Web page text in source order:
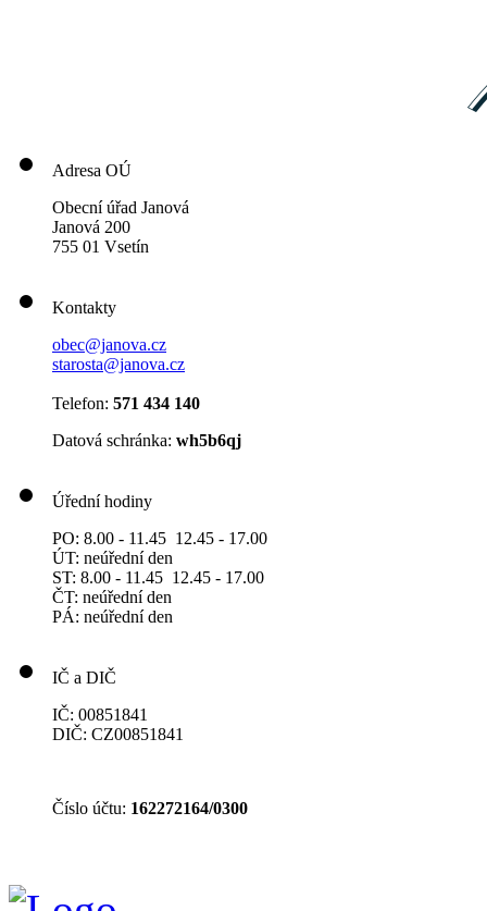
Adresa OÚ
Obecní úřad Janová
Janová 200
755 01 Vsetín
Kontakty
obec@janova.cz
starosta@janova.cz
Telefon: 571 434 140
Datová schránka: wh5b6qj
Úřední hodiny
PO: 8.00 - 11.45 12.45 - 17.00
ÚT: neúřední den
ST: 8.00 - 11.45 12.45 - 17.00
ČT: neúřední den
PÁ: neúřední den
IČ a DIČ
IČ: 00851841
DIČ: CZ00851841
Číslo účtu: 162272164/0300